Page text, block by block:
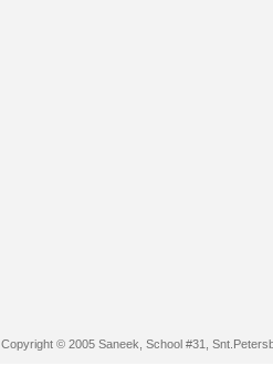
Copyright © 2005 Saneek, School #31,